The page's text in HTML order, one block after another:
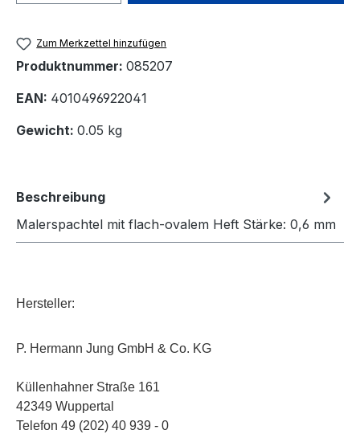
Zum Merkzettel hinzufügen
Produktnummer: 085207
EAN: 4010496922041
Gewicht: 0.05 kg
Beschreibung
Malerspachtel mit flach-ovalem Heft Stärke: 0,6 mm
Hersteller:
P. Hermann Jung GmbH & Co. KG
Küllenhahner Straße 161
42349 Wuppertal
Telefon 49 (202) 40 939 - 0